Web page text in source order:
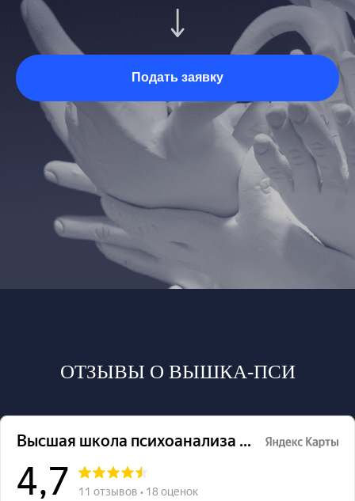
Подать заявку
ОТЗЫВЫ О ВЫШКА-ПСИ